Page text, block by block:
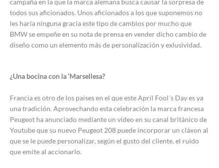
todos sus aficionados. Unos aficionados a los que suponemos no
les haría ninguna gracia este tipo de cambios por mucho que
BMW se empeñe en su nota de prensa en vender dicho cambio de
diseño como un elemento más de personalización y exlusividad.
¿Una bocina con la ‘Marsellesa?
Francia es otro de los países en el que este April Fool´s Day es ya
una tradición. Aprovechando esta celebración la marca francesa
Peugeot ha anunciado mediante un vídeo en su canal británico de
Youtube que su nuevo Peugeot 208 puede incorporar un cláxon al
que se le puede personalizar, según el gusto del cliente, el ruido
que emite al accionarlo.